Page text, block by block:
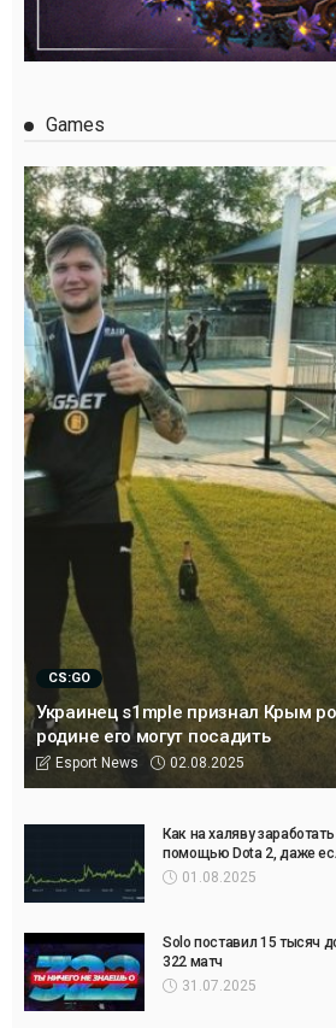
Games
CS:GO
Украинец s1mple признал Крым
родине его могут посадить
Esport News 02.08.2025
Как на халяву
помощью Dota 2, даже
01.08.2025
Solo поставил 15 тысяч
322 матч
31.07.2025